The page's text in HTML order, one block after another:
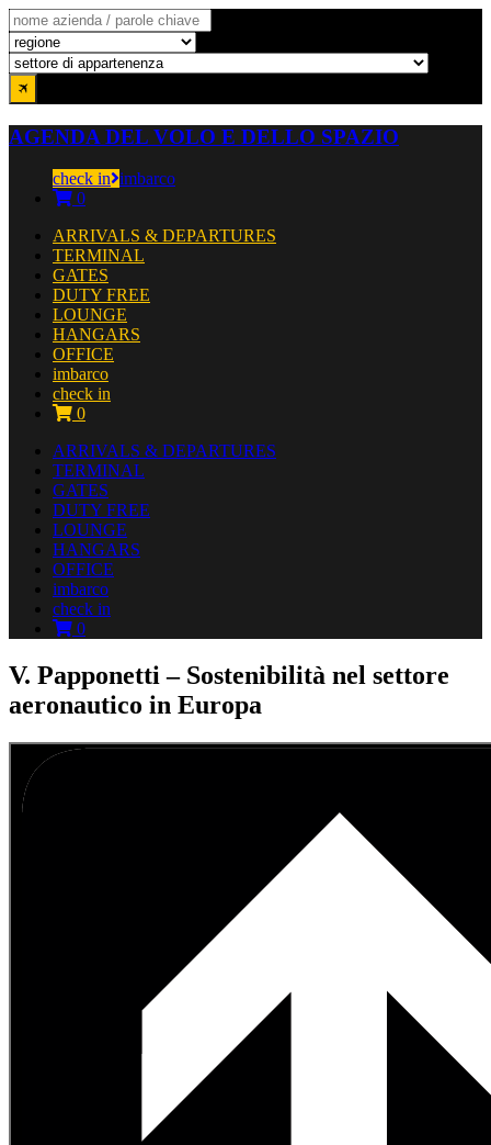
AGENDA DEL VOLO E DELLO SPAZIO
check in imbarco
0
ARRIVALS & DEPARTURES
TERMINAL
GATES
DUTY FREE
LOUNGE
HANGARS
OFFICE
imbarco
check in
0
ARRIVALS & DEPARTURES
TERMINAL
GATES
DUTY FREE
LOUNGE
HANGARS
OFFICE
imbarco
check in
0
V. Papponetti – Sostenibilità nel settore
aeronautico in Europa